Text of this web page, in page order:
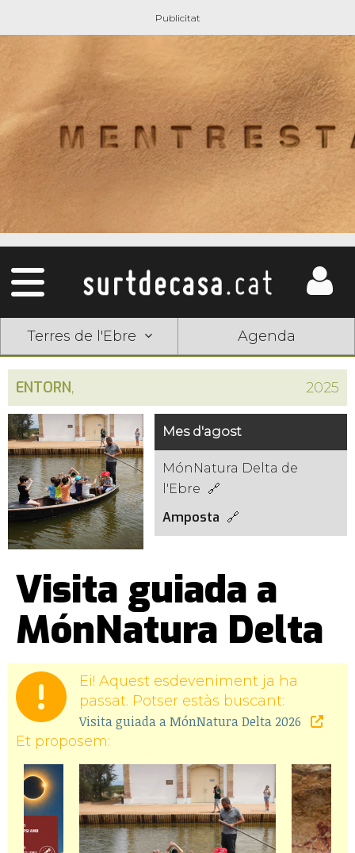
Terres de l'Ebre Agenda
ENTORN, 2025
Mes d'agost
MónNatura Delta de
l'Ebre
Amposta
Visita guiada a
MónNatura Delta
Ei! Aquest esdeveniment ja ha
passat. Potser estàs buscant:
Visita guiada a MónNatura Delta 2026
Et proposem: